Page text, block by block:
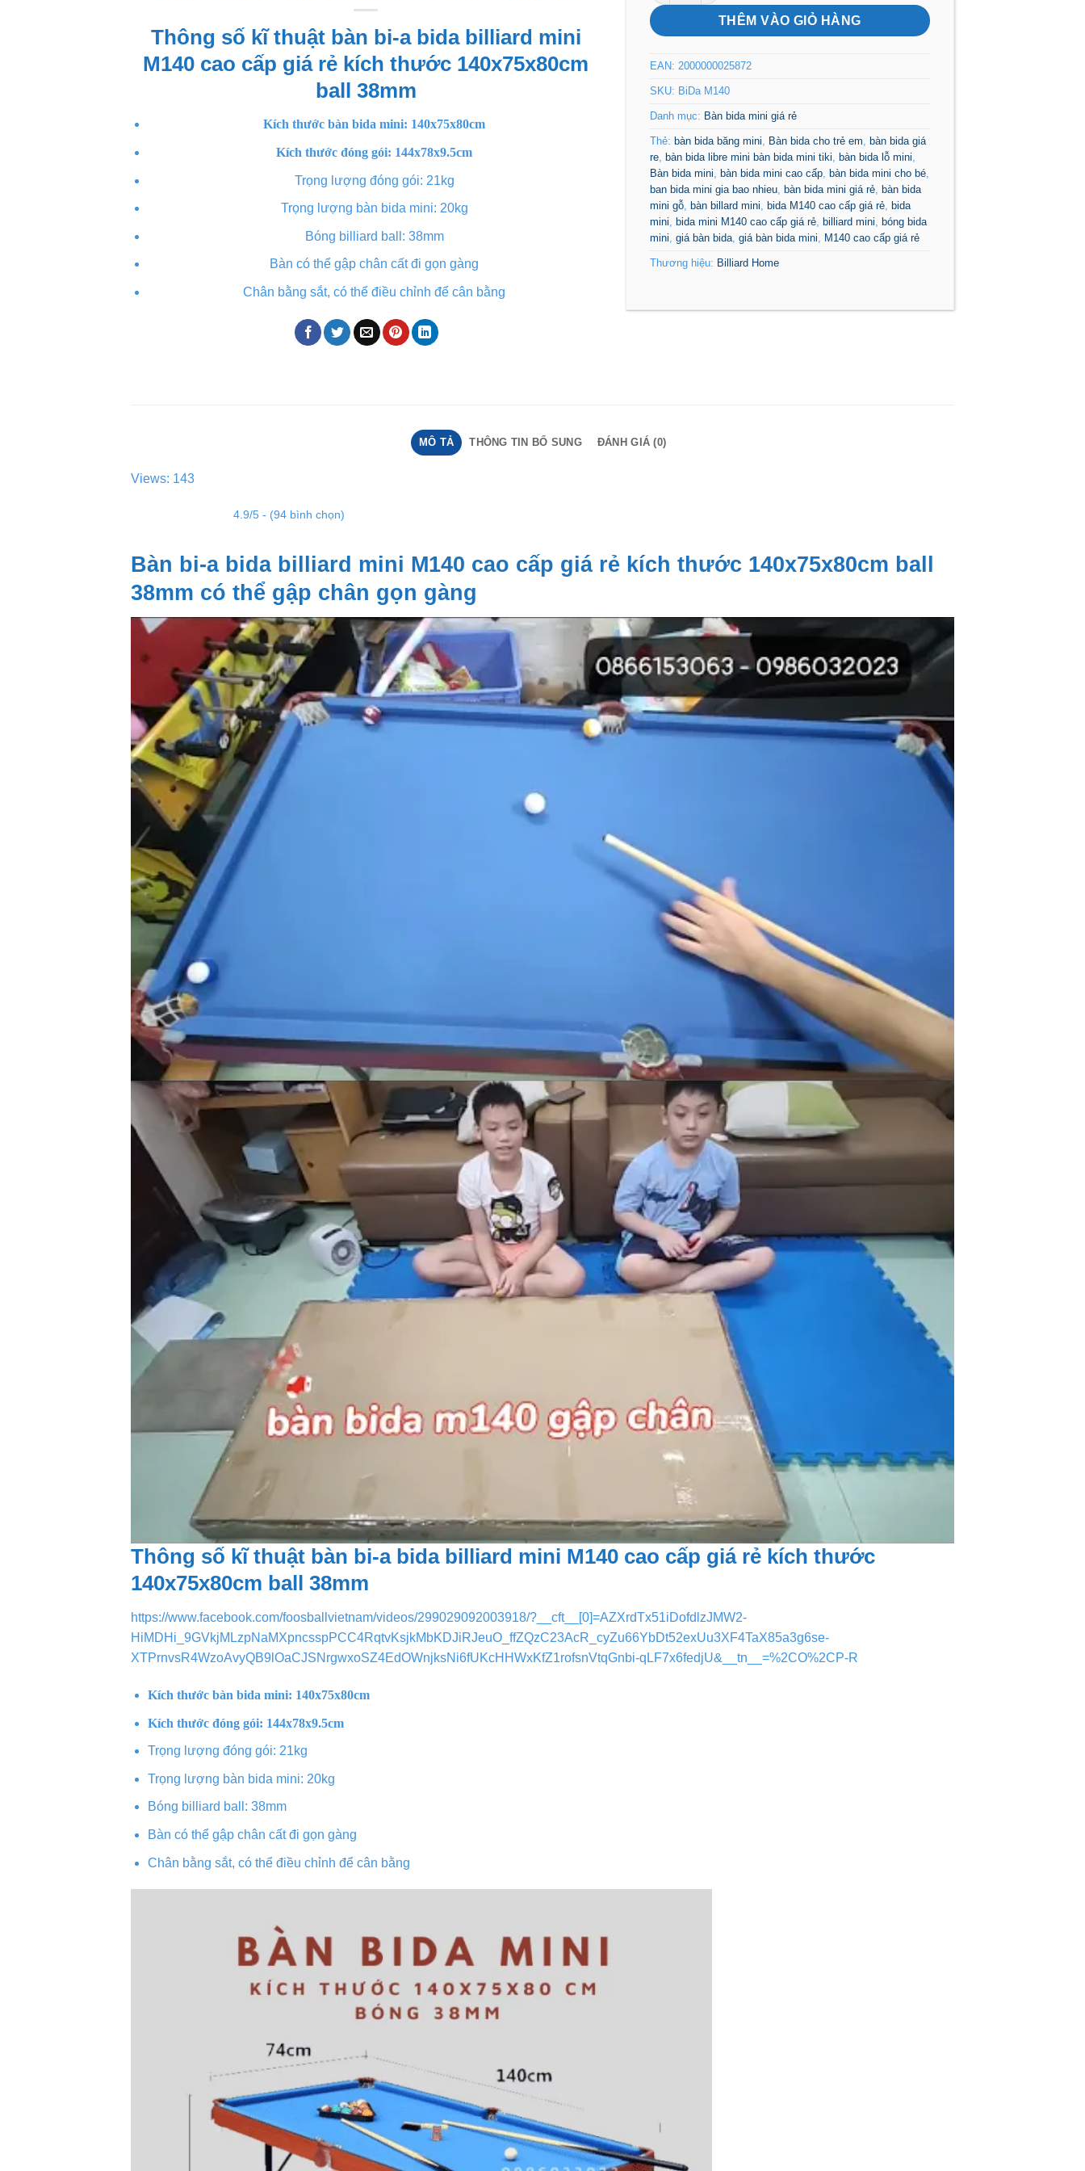
Thông số kĩ thuật bàn bi-a bida billiard mini
M140 cao cấp giá rẻ kích thước 140x75x80cm
ball 38mm
Kích thước bàn bida mini: 140x75x80cm
Kích thước đóng gói: 144x78x9.5cm
Trọng lượng đóng gói: 21kg
Trọng lượng bàn bida mini: 20kg
Bóng billiard ball: 38mm
Bàn có thể gập chân cất đi gọn gàng
Chân bằng sắt, có thể điều chỉnh để cân bằng
2tr960 .
THÊM VÀO GIỎ HÀNG
EAN: 2000000025872
SKU: BiDa M140
Danh mục: Bàn bida mini giá rẻ
Thẻ: bàn bida băng mini Bàn bida cho trẻ em bàn bida giá
re, bàn bida libre mini bàn bida mini tiki bàn bida lỗ mini
Bàn bida mini bàn bida mini cao cấp, bàn bida mini cho bé,
ban bida mini gia bao nhieu, bàn bida mini giá rẻ, bàn bida
mini gỗ, bàn billard mini bida M140 cao cấp giá rẻ, bida
mini bida mini M140 cao cấp giá rẻ, billiard mini bóng bida
mini giá bàn bida, giá bàn bida mini M140 cao cấp giá rẻ
Thương hiệu: Billiard Home
MÔ TẢ THÔNG TIN BỔ SUNG ĐÁNH GIÁ (0)
Views: 143
4.9/5 - (94 bình chọn)
Bàn bi-a bida billiard mini M140 cao cấp giá rẻ kích thước 140x75x80cm ball
38mm có thể gập chân gọn gàng
Thông số kĩ thuật bàn bi-a bida billiard mini M140 cao cấp giá rẻ kích thước
140x75x80cm ball 38mm
https://www.facebook.com/foosballvietnam/videos/299029092003918/?__cft__[0]=AZXrdTx51iDofdlzJMW2-
HiMDHi_9GVkjMLzpNaMXpncsspPCC4RqtvKsjkMbKDJiRJeuO_ffZQzC23AcR_cyZu66YbDt52exUu3XF4TaX85a3g6se-
XTPrnvsR4WzoAvyQB9lOaCJSNrgwxoSZ4EdOWnjksNi6fUKcHHWxKfZ1rofsnVtqGnbi-qLF7x6fedjU&__tn__=%2CO%2CP-R
Kích thước bàn bida mini: 140x75x80cm
Kích thước đóng gói: 144x78x9.5cm
Trọng lượng đóng gói: 21kg
Trọng lượng bàn bida mini: 20kg
Bóng billiard ball: 38mm
Bàn có thể gập chân cất đi gọn gàng
Chân bằng sắt, có thể điều chỉnh để cân bằng